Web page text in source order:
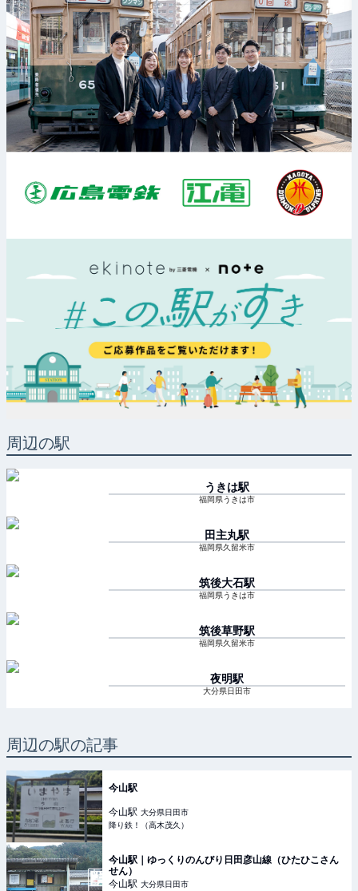
周辺の駅
うきは駅
福岡県うきは市
田主丸駅
福岡県久留米市
筑後大石駅
福岡県うきは市
筑後草野駅
福岡県久留米市
夜明駅
大分県日田市
周辺の駅の記事
今山駅
今山駅 大分県日田市
降り鉄！（高木茂久）
今山駅｜ゆっくりのんびり日田彦山線（ひたひこさん
せん）
今山駅 大分県日田市